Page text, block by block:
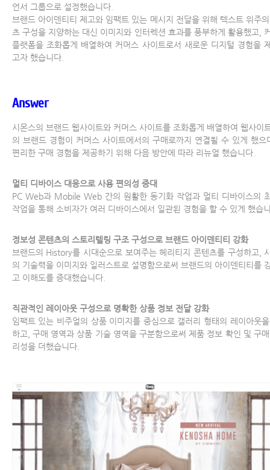
언서 그룹으로 설정했습니다.
브랜드 아이덴티티 제고와 임팩트 있는 메시지 전달을 위해 텍스트 위주
츠 구성을 지양하는 대신 이미지와 인터렉션 효과를 풍부하게 활용했고,
플랫폼을 조화롭게 배열하여 커머스 사이트로서 새로운 디지털 경험을
고자 했습니다.
Answer
시몬스의 브랜드 웹사이트와 커머스 사이트를 조화롭게 배열하여 웹사이
의 브랜드 경험이 커머스 사이트에서의 구매로까지 연결될 수 있게 했으
편리한 구매 경험을 제공하기 위해 다음 방안에 따라 리뉴얼 했습니다.
멀티 디바이스 대응으로 사용 편의성 증대
PC Web과 Mobile Web 간의 원활한 동기화 작업과 멀티 디바이스의
작업을 통해 소비자가 여러 디바이스에서 일관된 경험을 할 수 있게 했습
정보성 콘텐츠의 스토리텔링 구조 구성으로 브랜드 아이덴티티 강화
브랜드의 History를 시대순으로 보여주는 헤리티지 콘텐츠를 구성하고,
의 기술력을 이미지와 일러스트로 설명함으로써 브랜드의 아이덴티티를
고 이해도를 증대했습니다.
직관적인 레이아웃 구성으로 명확한 상품 정보 전달 강화
임팩트 있는 비주얼의 상품 이미지를 중심으로 갤러리 형태의 레이아웃
하고, 구매 영역과 상품 기술 영역을 구분함으로써 제품 정보 확인 및 구
리성을 더했습니다.